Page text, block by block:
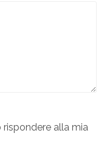
alla mia